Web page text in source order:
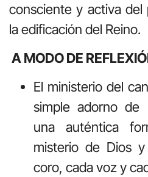
consciente y activa del
la edificación del Reino.
A MODO DE
El ministerio del
simple adorno de
una auténtica
misterio de Dios
coro, cada voz y